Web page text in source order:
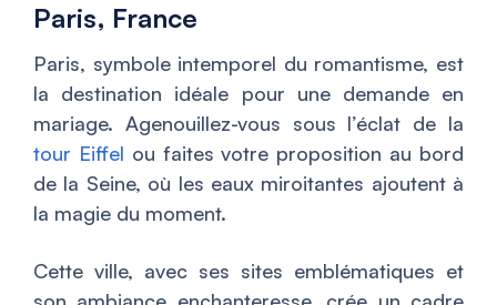
Paris, France
Paris, symbole intemporel du romantisme, est
la destination idéale pour une demande en
mariage. Agenouillez-vous sous l’éclat de la
tour Eiffel ou faites votre proposition au bord
de la Seine, où les eaux miroitantes ajoutent à
la magie du moment.
Cette ville, avec ses sites emblématiques et